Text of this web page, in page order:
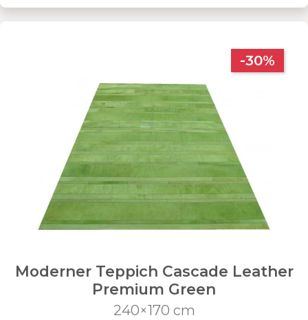
-30%
Moderner Teppich Cascade Leather
Premium Green
240×170 cm